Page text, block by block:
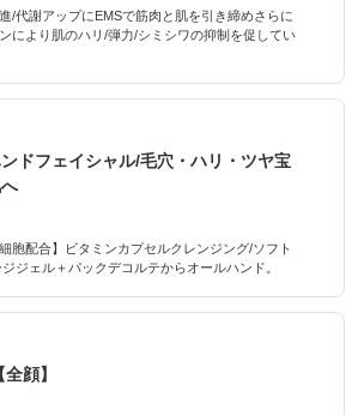
/代謝アップにEMSで筋肉と肌を引き締めさらに
により肌のハリ/弾力/シミシワの抑制を促してい
ドフェイシャル/毛穴・ハリ・ツヤ宝
胞配合】ビタミンカプセルクレンジング/ソフト
ジェル＋パックデコルテからオールハンド。
顔】